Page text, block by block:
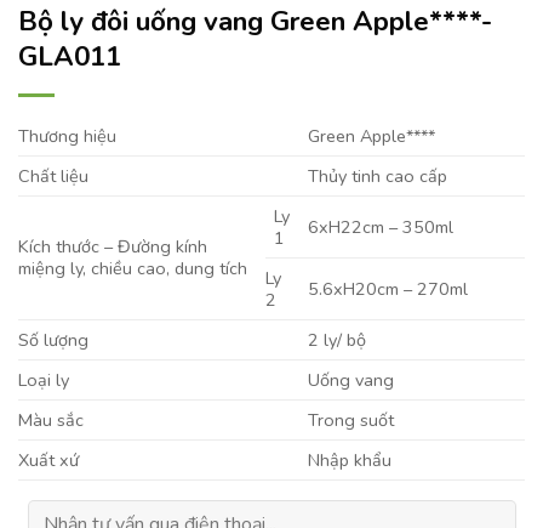
Bộ ly đôi uống vang Green Apple****-
GLA011
Thương hiệu
Green Apple****
Chất liệu
Thủy tinh cao cấp
Kích thước – Đường kính
miệng ly, chiều cao, dung tích
Ly
1
6xH22cm – 350ml
Ly
2
5.6xH20cm – 270ml
Số lượng
2 ly/ bộ
Loại ly
Uống vang
Màu sắc
Trong suốt
Xuất xứ
Nhập khẩu